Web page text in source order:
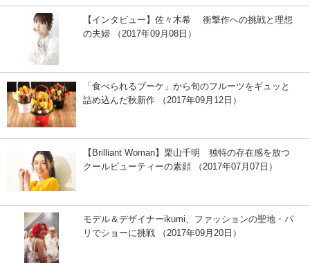
【インタビュー】佐々木希 衝撃作への挑戦と理想
の夫婦 （2017年09月08日）
「食べられるブーケ」から旬のフルーツをギュッと
詰め込んだ秋新作 （2017年09月12日）
【Brilliant Woman】栗山千明 独特の存在感を放つ
クールビューティーの素顔 （2017年07月07日）
モデル＆デザイナーikumi、ファッションの聖地・パ
リでショーに挑戦 （2017年09月20日）